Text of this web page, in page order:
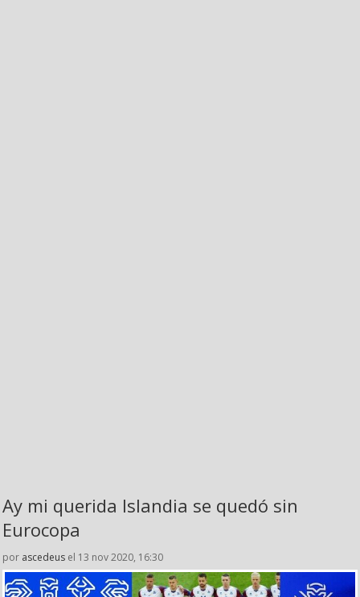
Ay mi querida Islandia se quedó sin
Eurocopa
por ascedeus el 13 nov 2020, 16:30